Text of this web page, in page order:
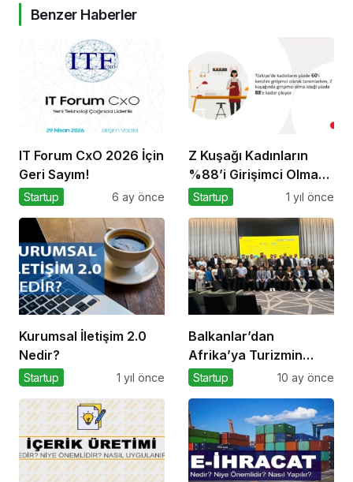
Benzer Haberler
IT Forum CxO 2026 İçin
Geri Sayım!
Startup 6 ay önce
Z Kuşağı Kadınların
%88’i Girişimci Olmak
İstiyor
Startup 1 yıl önce
Kurumsal İletişim 2.0
Nedir?
Startup 1 yıl önce
Balkanlar’dan
Afrika’ya Turizmin
Nabzı Uzakrota
Startup 10 ay önce